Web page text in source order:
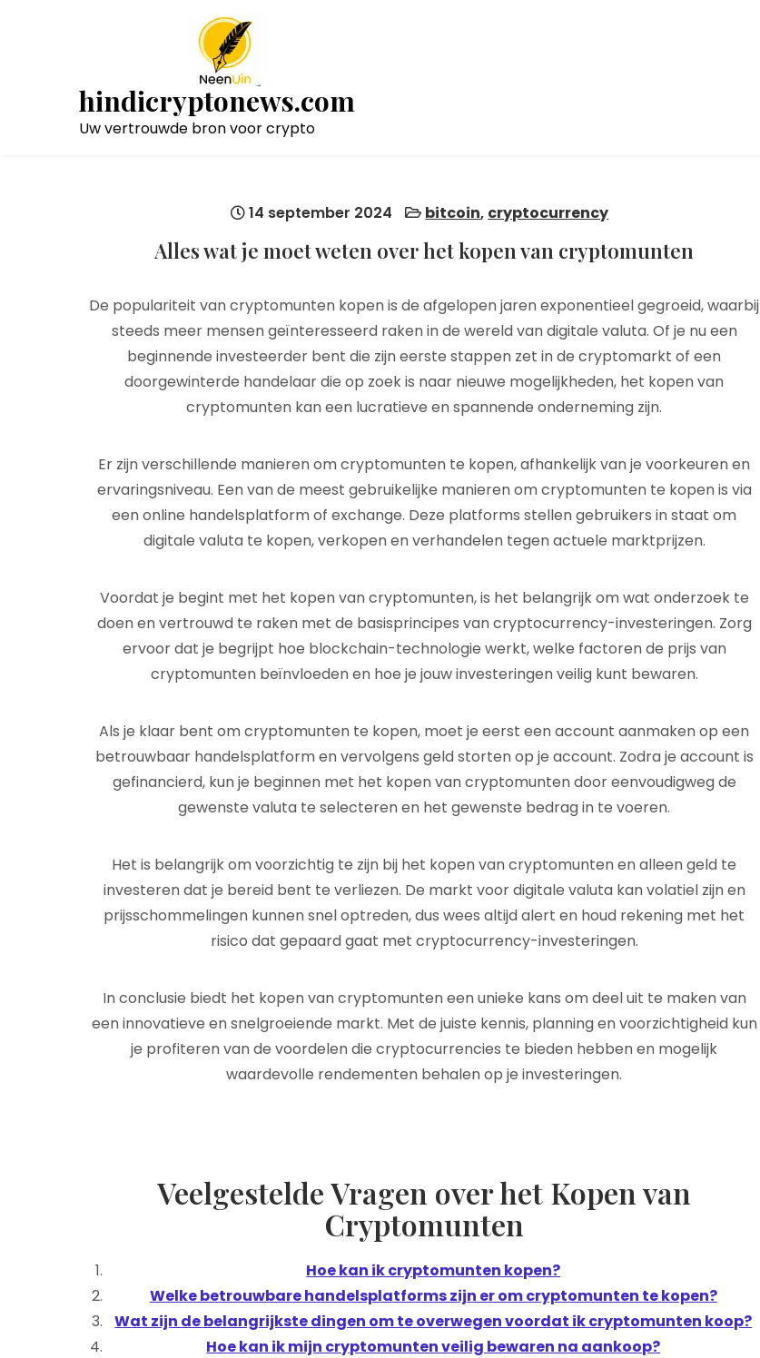
hindicryptonews.com
Uw vertrouwde bron voor crypto
14 september 2024 bitcoin, cryptocurrency
Alles wat je moet weten over het kopen van cryptomunten
De populariteit van cryptomunten kopen is de afgelopen jaren exponentieel gegroeid, waarbij
steeds meer mensen geïnteresseerd raken in de wereld van digitale valuta. Of je nu een
beginnende investeerder bent die zijn eerste stappen zet in de cryptomarkt of een
doorgewinterde handelaar die op zoek is naar nieuwe mogelijkheden, het kopen van
cryptomunten kan een lucratieve en spannende onderneming zijn.
Er zijn verschillende manieren om cryptomunten te kopen, afhankelijk van je voorkeuren en
ervaringsniveau. Een van de meest gebruikelijke manieren om cryptomunten te kopen is via
een online handelsplatform of exchange. Deze platforms stellen gebruikers in staat om
digitale valuta te kopen, verkopen en verhandelen tegen actuele marktprijzen.
Voordat je begint met het kopen van cryptomunten, is het belangrijk om wat onderzoek te
doen en vertrouwd te raken met de basisprincipes van cryptocurrency-investeringen. Zorg
ervoor dat je begrijpt hoe blockchain-technologie werkt, welke factoren de prijs van
cryptomunten beïnvloeden en hoe je jouw investeringen veilig kunt bewaren.
Als je klaar bent om cryptomunten te kopen, moet je eerst een account aanmaken op een
betrouwbaar handelsplatform en vervolgens geld storten op je account. Zodra je account is
gefinancierd, kun je beginnen met het kopen van cryptomunten door eenvoudigweg de
gewenste valuta te selecteren en het gewenste bedrag in te voeren.
Het is belangrijk om voorzichtig te zijn bij het kopen van cryptomunten en alleen geld te
investeren dat je bereid bent te verliezen. De markt voor digitale valuta kan volatiel zijn en
prijsschommelingen kunnen snel optreden, dus wees altijd alert en houd rekening met het
risico dat gepaard gaat met cryptocurrency-investeringen.
In conclusie biedt het kopen van cryptomunten een unieke kans om deel uit te maken van
een innovatieve en snelgroeiende markt. Met de juiste kennis, planning en voorzichtigheid kun
je profiteren van de voordelen die cryptocurrencies te bieden hebben en mogelijk
waardevolle rendementen behalen op je investeringen.
Veelgestelde Vragen over het Kopen van
Cryptomunten
Hoe kan ik cryptomunten kopen?
Welke betrouwbare handelsplatforms zijn er om cryptomunten te kopen?
Wat zijn de belangrijkste dingen om te overwegen voordat ik cryptomunten koop?
Hoe kan ik mijn cryptomunten veilig bewaren na aankoop?